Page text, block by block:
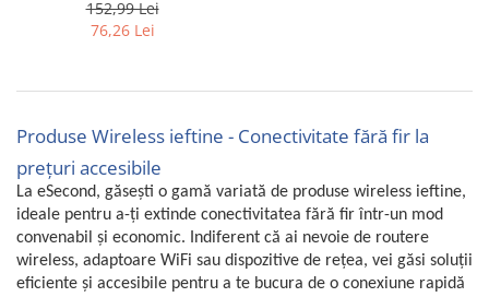
Uscatoare rufe
Laptopuri si Accesorii
Telefoane Mobile & accesorii
Wearable & Gadgeturi
Electrocasnice & Climatizare
Accesorii si piese masini spalat
rufe si uscatoare
SECOND
152,99 Lei
76,26 Lei
Produse Wireless ieftine - Conectivitate fără fir la
prețuri accesibile
La eSecond, găsești o gamă variată de produse wireless ieftine,
ideale pentru a-ți extinde conectivitatea fără fir într-un mod
convenabil și economic. Indiferent că ai nevoie de routere
wireless, adaptoare WiFi sau dispozitive de rețea, vei găsi soluții
eficiente și accesibile pentru a te bucura de o conexiune rapidă